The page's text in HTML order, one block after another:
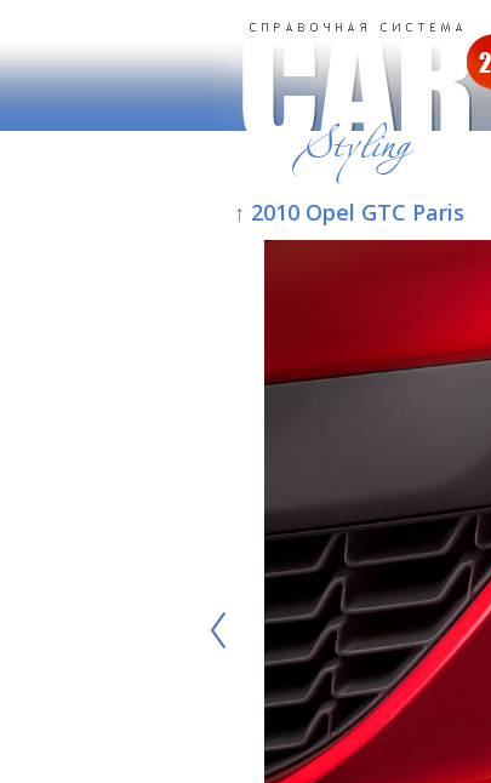
↑ 2010 Opel GTC Paris